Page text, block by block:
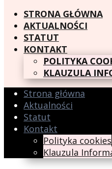
STRONA GŁÓWNA
AKTUALNOŚCI
STATUT
KONTAKT
POLITYKA
KLAUZULA
Strona główna
Aktualności
Statut
Kontakt
Polityka cookies
Klauzula